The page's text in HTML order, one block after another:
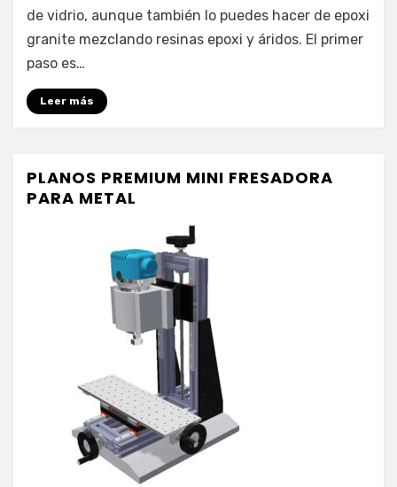
de vidrio, aunque también lo puedes hacer de epoxi
granite mezclando resinas epoxi y áridos. El primer
paso es…
Leer más
PLANOS PREMIUM MINI FRESADORA
PARA METAL